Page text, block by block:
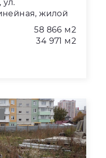
жилой
58 866 м2
34 971 м2